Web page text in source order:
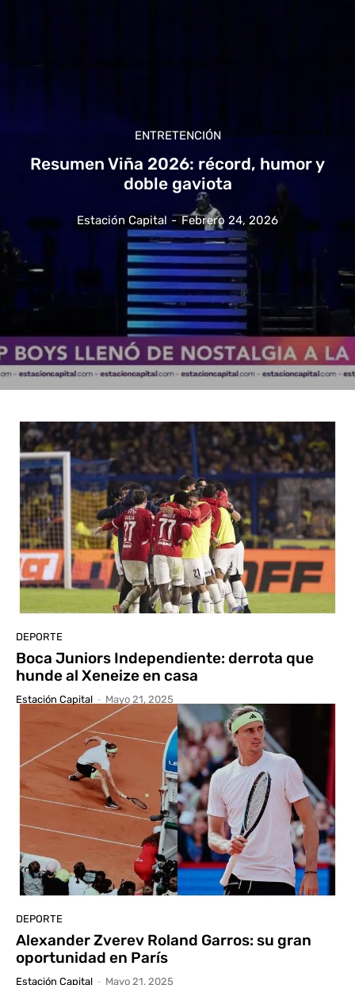
ENTRETENCIÓN
Resumen Viña 2026: récord, humor y
doble gaviota
Estación Capital - Febrero 24, 2026
DEPORTE
Boca Juniors Independiente: derrota que
hunde al Xeneize en casa
Estación Capital - Mayo 21, 2025
DEPORTE
Alexander Zverev Roland Garros: su gran
oportunidad en París
Estación Capital - Mayo 21, 2025